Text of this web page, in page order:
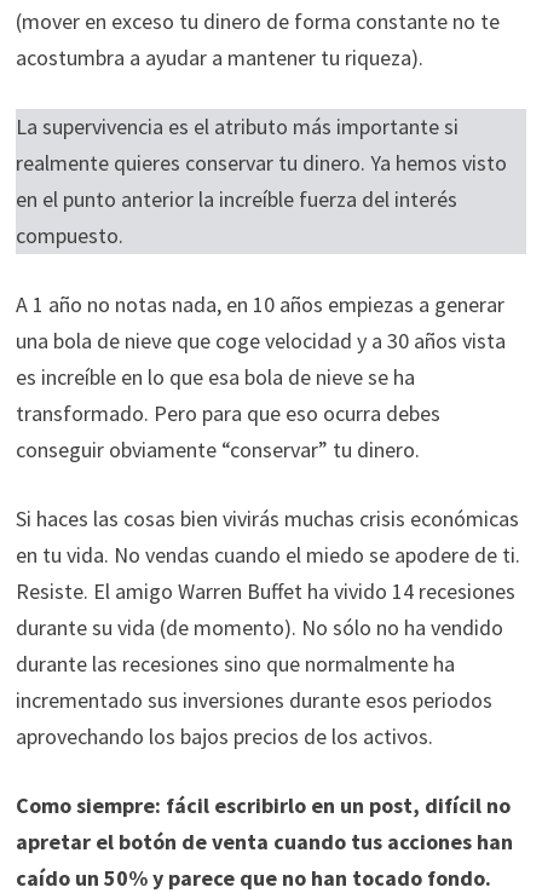
(mover en exceso tu dinero de forma constante no te
acostumbra a ayudar a mantener tu riqueza).
La supervivencia es el atributo más importante si
realmente quieres conservar tu dinero. Ya hemos visto
en el punto anterior la increíble fuerza del interés
compuesto.
A 1 año no notas nada, en 10 años empiezas a generar
una bola de nieve que coge velocidad y a 30 años vista
es increíble en lo que esa bola de nieve se ha
transformado. Pero para que eso ocurra debes
conseguir obviamente “conservar” tu dinero.
Si haces las cosas bien vivirás muchas crisis económicas
en tu vida. No vendas cuando el miedo se apodere de ti.
Resiste. El amigo Warren Buffet ha vivido 14 recesiones
durante su vida (de momento). No sólo no ha vendido
durante las recesiones sino que normalmente ha
incrementado sus inversiones durante esos periodos
aprovechando los bajos precios de los activos.
Como siempre: fácil escribirlo en un post, difícil no
apretar el botón de venta cuando tus acciones han
caído un 50% y parece que no han tocado fondo.